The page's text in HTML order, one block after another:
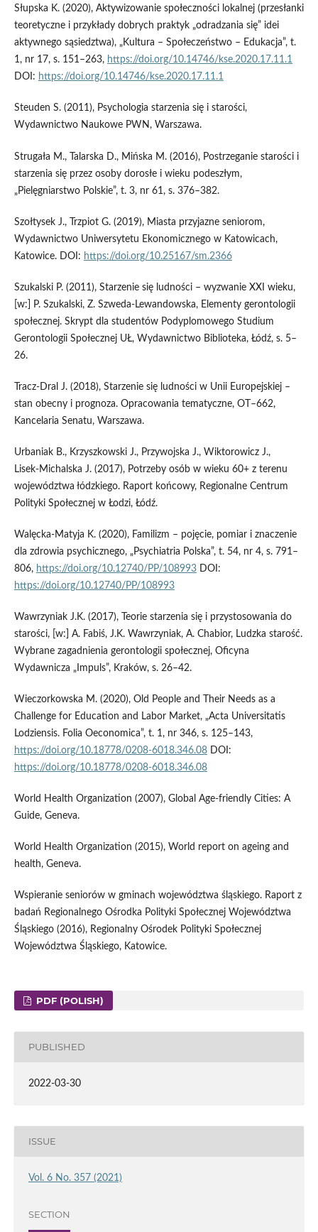
Słupska K. (2020), Aktywizowanie społeczności lokalnej (przesłanki
teoretyczne i przykłady dobrych praktyk „odradzania się” idei
aktywnego sąsiedztwa), „Kultura – Społeczeństwo – Edukacja”, t.
1, nr 17, s. 151–263, https://doi.org/10.14746/kse.2020.17.11.1
DOI: https://doi.org/10.14746/kse.2020.17.11.1
Steuden S. (2011), Psychologia starzenia się i starości,
Wydawnictwo Naukowe PWN, Warszawa.
Strugała M., Talarska D., Mińska M. (2016), Postrzeganie starości i
starzenia się przez osoby dorosłe i wieku podeszłym,
„Pielęgniarstwo Polskie”, t. 3, nr 61, s. 376–382.
Szołtysek J., Trzpiot G. (2019), Miasta przyjazne seniorom,
Wydawnictwo Uniwersytetu Ekonomicznego w Katowicach,
Katowice. DOI: https://doi.org/10.25167/sm.2366
Szukalski P. (2011), Starzenie się ludności – wyzwanie XXI wieku,
[w:] P. Szukalski, Z. Szweda‑Lewandowska, Elementy gerontologii
społecznej. Skrypt dla studentów Podyplomowego Studium
Gerontologii Społecznej UŁ, Wydawnictwo Biblioteka, Łódź, s. 5–
26.
Tracz‑Dral J. (2018), Starzenie się ludności w Unii Europejskiej –
stan obecny i prognoza. Opracowania tematyczne, OT–662,
Kancelaria Senatu, Warszawa.
Urbaniak B., Krzyszkowski J., Przywojska J., Wiktorowicz J.,
Lisek‑Michalska J. (2017), Potrzeby osób w wieku 60+ z terenu
województwa łódzkiego. Raport końcowy, Regionalne Centrum
Polityki Społecznej w Łodzi, Łódź.
Walęcka‑Matyja K. (2020), Familizm – pojęcie, pomiar i znaczenie
dla zdrowia psychicznego, „Psychiatria Polska”, t. 54, nr 4, s. 791–
806, https://doi.org/10.12740/PP/108993DOI:
https://doi.org/10.12740/PP/108993
Wawrzyniak J.K. (2017), Teorie starzenia się i przystosowania do
starości, [w:] A. Fabiś, J.K. Wawrzyniak, A. Chabior, Ludzka starość.
Wybrane zagadnienia gerontologii społecznej, Oficyna
Wydawnicza „Impuls”, Kraków, s. 26–42.
Wieczorkowska M. (2020), Old People and Their Needs as a
Challenge for Education and Labor Market, „Acta Universitatis
Lodziensis. Folia Oeconomica”, t. 1, nr 346, s. 125–143,
https://doi.org/10.18778/0208-6018.346.08DOI:
https://doi.org/10.18778/0208-6018.346.08
World Health Organization (2007), Global Age‑friendly Cities: A
Guide, Geneva.
World Health Organization (2015), World report on ageing and
health, Geneva.
Wspieranie seniorów w gminach województwa śląskiego. Raport z
badań Regionalnego Ośrodka Polityki Społecznej Województwa
Śląskiego (2016), Regionalny Ośrodek Polityki Społecznej
Województwa Śląskiego, Katowice.
PDF (POLISH)
PUBLISHED
2022-03-30
ISSUE
Vol. 6 No. 357 (2021)
SECTION